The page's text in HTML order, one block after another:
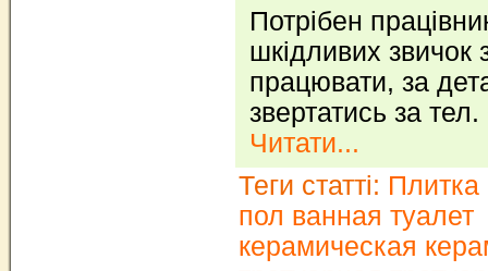
Потрібен
шкідливих звичок
працювати, за
звертатись за
Читати...
Теги статті: Плитка
пол ванная туалет
керамическая